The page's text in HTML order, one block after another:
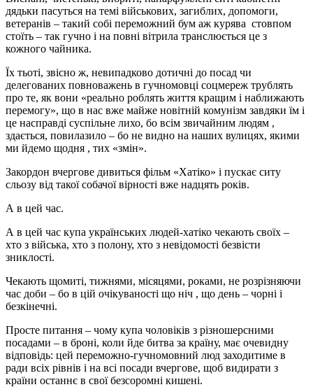
дядьки пасуться на темі військових, загиблих, допомоги,
ветеранів – такий собі переможний бум аж курява стовпом
стоїть – так гучно і на повні вітрила транслюється це з
кожного чайника.
Їх тьоті, звісно ж, невипадково дотичні до посад чи
делегованих повноважень в гучномовці соцмереж трублять
про те, як вони «реально роблять життя кращим і наближають
перемогу», що в нас вже майже новітній комунізм завдяки їм і
це насправді суспільне лихо, бо всім звичайним людям ,
здається, повилазило – бо не видно на наших вулицях, якими
ми йдемо щодня , тих «змін».
Закордон вчергове дивиться фільм «Хатіко» і пускає ситу
сльозу від такої собачої вірності вже надцять років.
А в цей час.
А в цей час купа українських людей-хатіко чекають своїх –
хто з війська, хто з полону, хто з невідомості безвісти
зниклості.
Чекають щомиті, тижнями, місяцями, роками, не розрізняючи
час доби – бо в цій очікуваності що ніч , що день – чорні і
безкінечні.
Просте питання – чому купа чоловіків з різношерсними
посадами – в броні, коли йде битва за країну, має очевидну
відповідь: цей переможно-гучномовний люд заходитиме в
ради всіх рівнів і на всі посади вчергове, щоб видирати з
країни останнє в свої безсоромні кишені.